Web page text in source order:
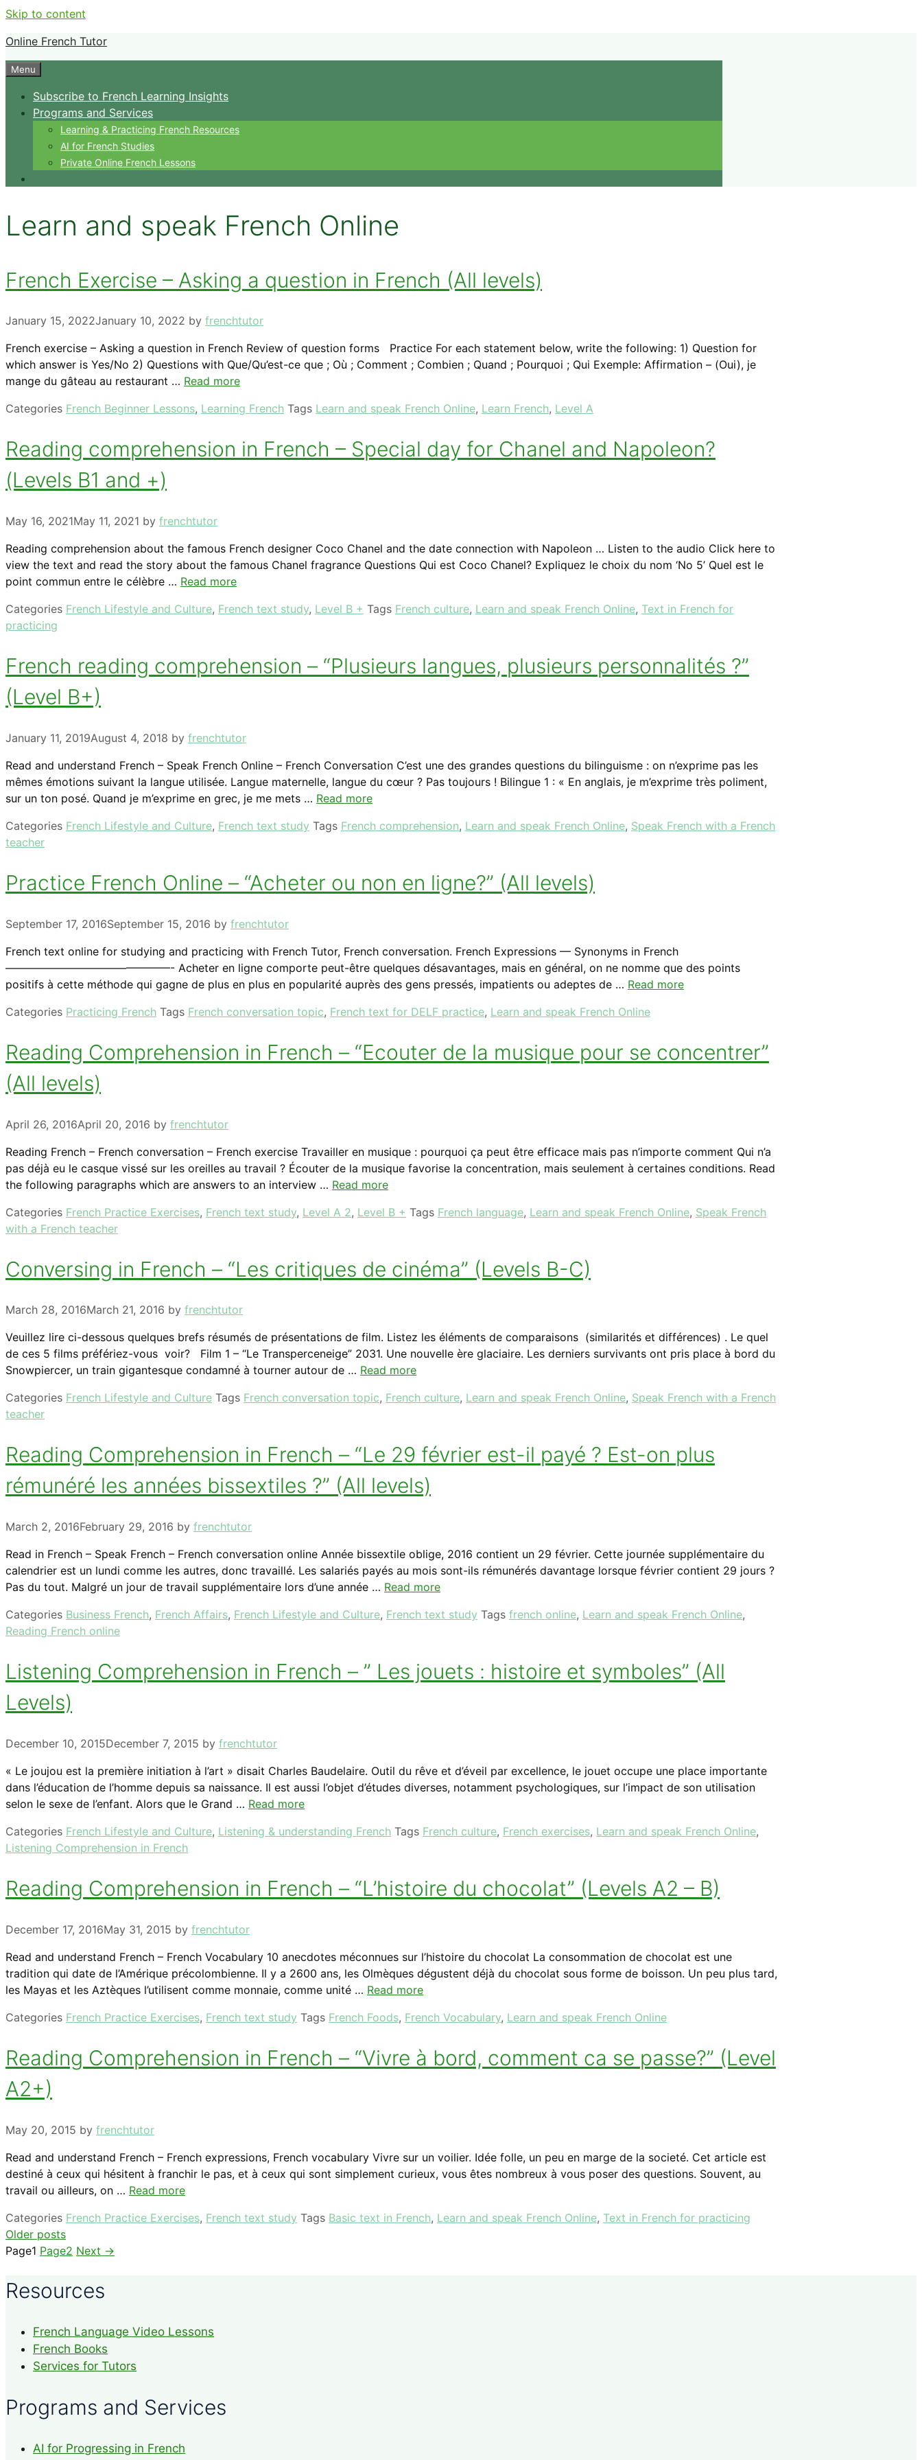
Skip to content
Online French Tutor
Menu
Subscribe to French Learning Insights
Programs and Services
Learning & Practicing French Resources
AI for French Studies
Private Online French Lessons
Learn and speak French Online
French Exercise – Asking a question in French (All levels)
January 15, 2022January 10, 2022 by frenchtutor
French exercise – Asking a question in French Review of question forms Practice For each statement below, write the following: 1) Question for
which answer is Yes/No 2) Questions with Que/Qu’est-ce que ; Où ; Comment ; Combien ; Quand ; Pourquoi ; Qui Exemple: Affirmation – (Oui), je
mange du gâteau au restaurant … Read more
Categories French Beginner Lessons, Learning French Tags Learn and speak French Online, Learn French, Level A
Reading comprehension in French – Special day for Chanel and Napoleon?
(Levels B1 and +)
May 16, 2021May 11, 2021 by frenchtutor
Reading comprehension about the famous French designer Coco Chanel and the date connection with Napoleon … Listen to the audio Click here to
view the text and read the story about the famous Chanel fragrance Questions Qui est Coco Chanel? Expliquez le choix du nom ‘No 5’ Quel est le
point commun entre le célèbre … Read more
Categories French Lifestyle and Culture, French text study, Level B + Tags French culture, Learn and speak French Online, Text in French for
practicing
French reading comprehension – “Plusieurs langues, plusieurs personnalités ?”
(Level B+)
January 11, 2019August 4, 2018 by frenchtutor
Read and understand French – Speak French Online – French Conversation C’est une des grandes questions du bilinguisme : on n’exprime pas les
mêmes émotions suivant la langue utilisée. Langue maternelle, langue du cœur ? Pas toujours ! Bilingue 1 : « En anglais, je m’exprime très poliment,
sur un ton posé. Quand je m’exprime en grec, je me mets … Read more
Categories French Lifestyle and Culture, French text study Tags French comprehension, Learn and speak French Online, Speak French with a French
teacher
Practice French Online – “Acheter ou non en ligne?” (All levels)
September 17, 2016September 15, 2016 by frenchtutor
French text online for studying and practicing with French Tutor, French conversation. French Expressions — Synonyms in French
———————————————- Acheter en ligne comporte peut-être quelques désavantages, mais en général, on ne nomme que des points
positifs à cette méthode qui gagne de plus en plus en popularité auprès des gens pressés, impatients ou adeptes de … Read more
Categories Practicing French Tags French conversation topic, French text for DELF practice, Learn and speak French Online
Reading Comprehension in French – “Ecouter de la musique pour se concentrer”
(All levels)
April 26, 2016April 20, 2016 by frenchtutor
Reading French – French conversation – French exercise Travailler en musique : pourquoi ça peut être efficace mais pas n’importe comment Qui n’a
pas déjà eu le casque vissé sur les oreilles au travail ? Écouter de la musique favorise la concentration, mais seulement à certaines conditions. Read
the following paragraphs which are answers to an interview … Read more
Categories French Practice Exercises, French text study, Level A 2, Level B + Tags French language, Learn and speak French Online, Speak French
with a French teacher
Conversing in French – “Les critiques de cinéma” (Levels B-C)
March 28, 2016March 21, 2016 by frenchtutor
Veuillez lire ci-dessous quelques brefs résumés de présentations de film. Listez les éléments de comparaisons (similarités et différences) . Le quel
de ces 5 films préfériez-vous voir? Film 1 – “Le Transperceneige” 2031. Une nouvelle ère glaciaire. Les derniers survivants ont pris place à bord du
Snowpiercer, un train gigantesque condamné à tourner autour de … Read more
Categories French Lifestyle and Culture Tags French conversation topic, French culture, Learn and speak French Online, Speak French with a French
teacher
Reading Comprehension in French – “Le 29 février est-il payé ? Est-on plus
rémunéré les années bissextiles ?” (All levels)
March 2, 2016February 29, 2016 by frenchtutor
Read in French – Speak French – French conversation online Année bissextile oblige, 2016 contient un 29 février. Cette journée supplémentaire du
calendrier est un lundi comme les autres, donc travaillé. Les salariés payés au mois sont-ils rémunérés davantage lorsque février contient 29 jours ?
Pas du tout. Malgré un jour de travail supplémentaire lors d’une année … Read more
Categories Business French, French Affairs, French Lifestyle and Culture, French text study Tags french online, Learn and speak French Online,
Reading French online
Listening Comprehension in French – ” Les jouets : histoire et symboles” (All
Levels)
December 10, 2015December 7, 2015 by frenchtutor
« Le joujou est la première initiation à l’art » disait Charles Baudelaire. Outil du rêve et d’éveil par excellence, le jouet occupe une place importante
dans l’éducation de l’homme depuis sa naissance. Il est aussi l’objet d’études diverses, notamment psychologiques, sur l’impact de son utilisation
selon le sexe de l’enfant. Alors que le Grand … Read more
Categories French Lifestyle and Culture, Listening & understanding French Tags French culture, French exercises, Learn and speak French Online,
Listening Comprehension in French
Reading Comprehension in French – “L’histoire du chocolat” (Levels A2 – B)
December 17, 2016May 31, 2015 by frenchtutor
Read and understand French – French Vocabulary 10 anecdotes méconnues sur l’histoire du chocolat La consommation de chocolat est une
tradition qui date de l’Amérique précolombienne. Il y a 2600 ans, les Olmèques dégustent déjà du chocolat sous forme de boisson. Un peu plus tard,
les Mayas et les Aztèques l’utilisent comme monnaie, comme unité … Read more
Categories French Practice Exercises, French text study Tags French Foods, French Vocabulary, Learn and speak French Online
Reading Comprehension in French – “Vivre à bord, comment ca se passe?” (Level
A2+)
May 20, 2015 by frenchtutor
Read and understand French – French expressions, French vocabulary Vivre sur un voilier. Idée folle, un peu en marge de la societé. Cet article est
destiné à ceux qui hésitent à franchir le pas, et à ceux qui sont simplement curieux, vous êtes nombreux à vous poser des questions. Souvent, au
travail ou ailleurs, on … Read more
Categories French Practice Exercises, French text study Tags Basic text in French, Learn and speak French Online, Text in French for practicing
Older posts
Page1 Page2 Next →
Resources
French Language Video Lessons
French Books
Services for Tutors
Programs and Services
AI for Progressing in French